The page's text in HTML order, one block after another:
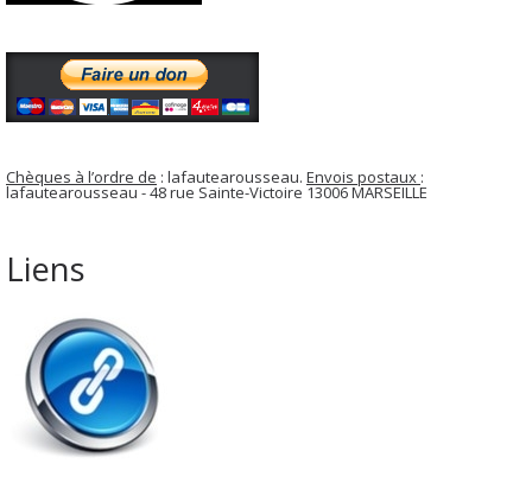
Chèques à l’ordre de : lafautearousseau. Envois postaux :
lafautearousseau - 48 rue Sainte-Victoire 13006 MARSEILLE
Liens